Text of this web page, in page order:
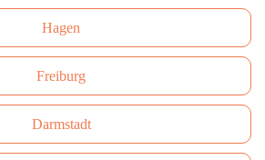
Hagen
Freiburg
Darmstadt